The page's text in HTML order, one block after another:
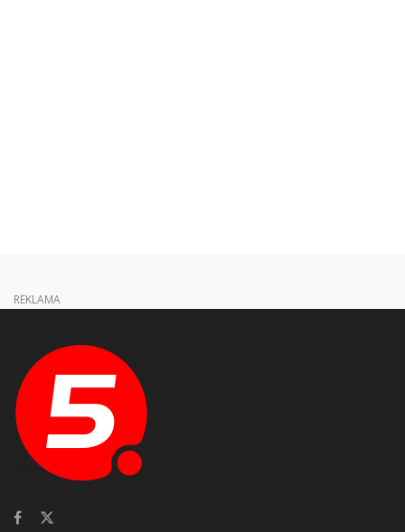
REKLAMA